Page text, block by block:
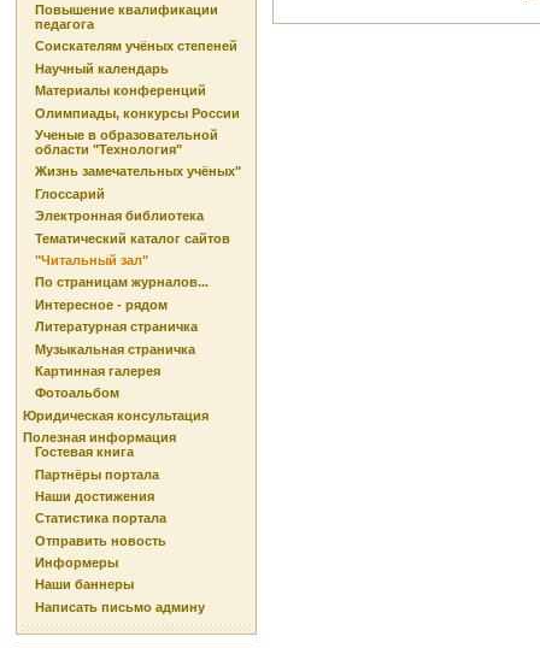
Повышение квалификации
педагога
Соискателям учёных степеней
Научный календарь
Материалы конференций
Олимпиады, конкурсы России
Ученые в образовательной
области "Технология"
Жизнь замечательных учёных"
Глоссарий
Электронная библиотека
Тематический каталог сайтов
"Читальный зал"
По страницам журналов...
Интересное - рядом
Литературная страничка
Музыкальная страничка
Картинная галерея
Фотоальбом
Юридическая консультация
Полезная информация
Гостевая книга
Партнёры портала
Наши достижения
Статистика портала
Отправить новость
Информеры
Наши баннеры
Написать письмо админу